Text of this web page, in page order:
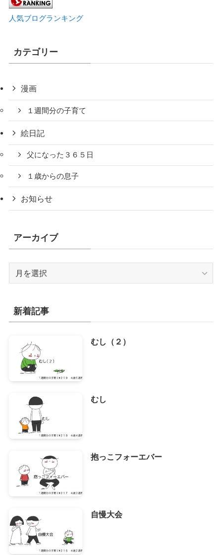
人気ブログランキング
カテゴリー
漫画
１週間分の子育て
絵日記
父になった３６５日
１歳からの息子
お知らせ
アーカイブ
イ
ブ
新着記事
むし（２）
むし
抱っこフォーエバー
自慢大会